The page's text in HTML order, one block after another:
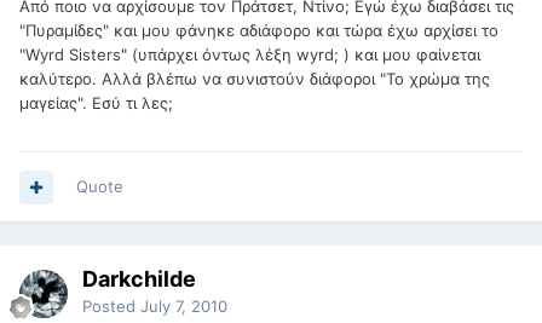
Από ποιο να αρχίσουμε τον Πράτσετ, Ντίνο; Εγώ έχω διαβάσει τις
"Πυραμίδες" και μου φάνηκε αδιάφορο και τώρα έχω αρχίσει το
"Wyrd Sisters" (υπάρχει όντως λέξη wyrd; ) και μου φαίνεται
καλύτερο. Αλλά βλέπω να συνιστούν διάφοροι "Το χρώμα της
μαγείας". Εσύ τι λες;
Quote
Darkchilde
Posted July 7, 2010